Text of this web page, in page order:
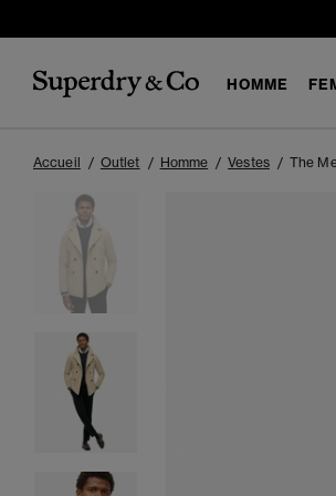
HOMME
Accueil Outlet Homme Vestes The